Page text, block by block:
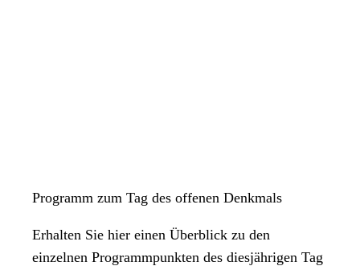
Programm zum Tag des offenen Denkmals
Erhalten Sie hier einen Überblick zu den
einzelnen Programmpunkten des diesjährigen Tag